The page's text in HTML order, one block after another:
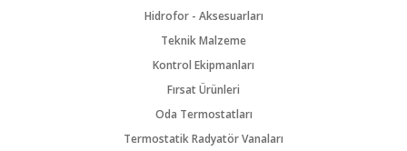
Hidrofor - Aksesuarları
Teknik Malzeme
Kontrol Ekipmanları
Fırsat Ürünleri
Oda Termostatları
Termostatik Radyatör Vanaları